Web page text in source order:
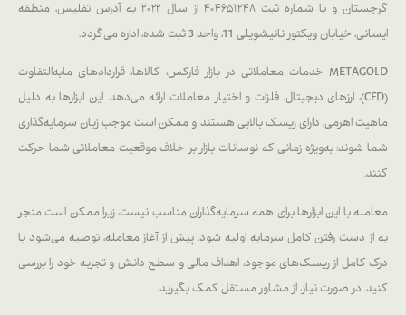
گرجستان و با شماره ثبت ۴۰۴۶۵۱۲۴۸ از سال ۲۰۲۲ به آدرس تفلیس، منطقه
ایسانی، خیابان ویکتور نانیشویلی 11، واحد 3 ثبت شده، اداره می‌گردد.
METAGOLD خدمات معاملاتی در بازار فارکس، کالاها، قراردادهای مابه‌التفاوت
(CFD)، ارزهای دیجیتال، فلزات و اختیار معاملات ارائه می‌دهد. این ابزارها به دلیل
ماهیت اهرمی، دارای ریسک بالایی هستند و ممکن است موجب زیان سرمایه‌گذاری
شما شوند؛ به‌ویژه زمانی که نوسانات بازار بر خلاف موقعیت معاملاتی شما حرکت
کنند.
معامله با این ابزارها برای همه سرمایه‌گذاران مناسب نیست، زیرا ممکن است منجر
به از دست رفتن کامل سرمایه اولیه شود. پیش از آغاز معامله، توصیه می‌شود با
درک کامل از ریسک‌های موجود، اهداف مالی و سطح دانش و تجربه خود را بررسی
کنید. در صورت نیاز، از مشاور مستقل کمک بگیرید.